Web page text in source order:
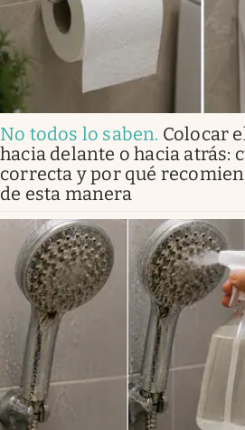
No todos lo saben. Colocar
hacia delante o hacia atrás:
correcta y por qué
de esta manera